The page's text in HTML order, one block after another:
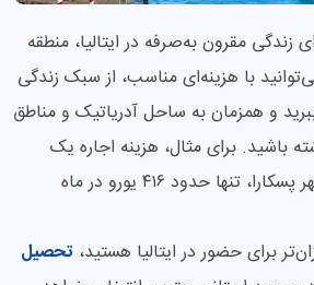
زندگی مقرون به‌صرفه در ایتالیا، منطقه
با هزینه‌ای مناسب، از سبک زندگی
و همزمان به ساحل آدریاتیک و مناطق
باشید. برای مثال، هزینه اجاره یک
آپارتمان یک‌خوابه در شهر پسکارا، تنها حدود ۴۱۶ یورو در ماه
برای حضور در ایتالیا هستید، تحصیل